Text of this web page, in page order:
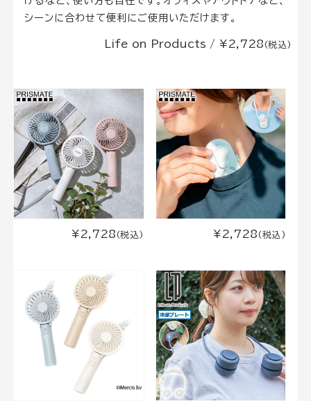
シーンに合わせて便利にご使用いただけます。
Life on Products / ¥2,728(税込)
¥2,728(税込) ¥2,728(税込)